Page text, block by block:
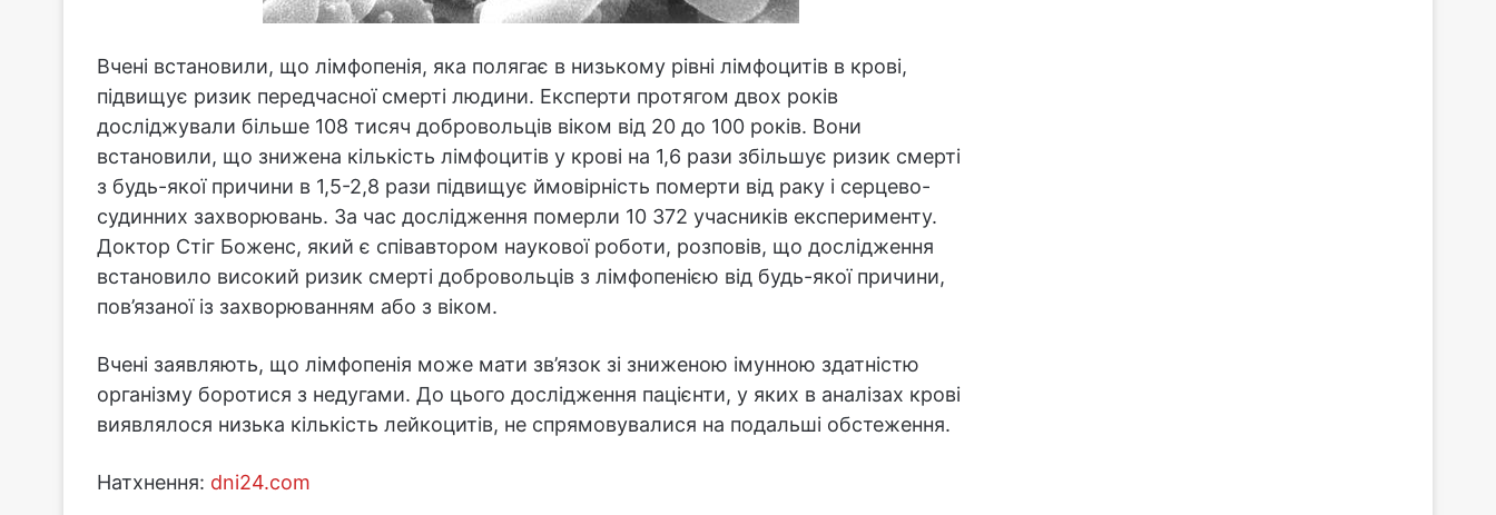
Вчені встановили, що лімфопенія, яка полягає в низькому рівні лімфоцитів в крові,
підвищує ризик передчасної смерті людини. Експерти протягом двох років
досліджували більше 108 тисяч добровольців віком від 20 до 100 років. Вони
встановили, що знижена кількість лімфоцитів у крові на 1,6 рази збільшує ризик смерті
з будь-якої причини в 1,5-2,8 рази підвищує ймовірність померти від раку і серцево-
судинних захворювань. За час дослідження померли 10 372 учасників експерименту.
Доктор Стіг Боженс, який є співавтором наукової роботи, розповів, що дослідження
встановило високий ризик смерті добровольців з лімфопенією від будь-якої причини,
пов’язаної із захворюванням або з віком.
Вчені заявляють, що лімфопенія може мати зв’язок зі зниженою імунною здатністю
організму боротися з недугами. До цього дослідження пацієнти, у яких в аналізах крові
виявлялося низька кількість лейкоцитів, не спрямовувалися на подальші обстеження.
Натхнення: dni24.com